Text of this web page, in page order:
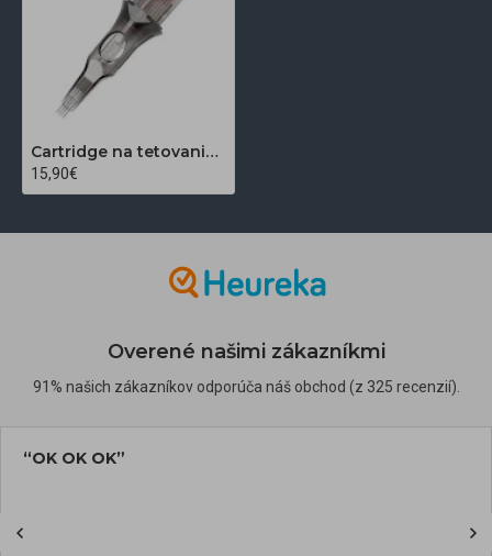
Cartridge na tetovanie El Cartel V2 0,35 mm 3 RLX 4 Long Taper, 10 ks
15,90€
Overené našimi zákazníkmi
91% našich zákazníkov odporúča náš obchod (z 325 recenzií).
“OK OK OK”